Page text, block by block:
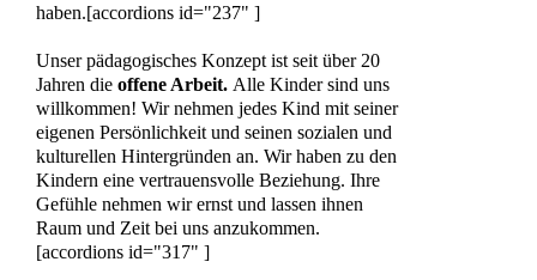
haben.[accordions id="237" ]
Unser pädagogisches Konzept ist seit über 20
Jahren die offene Arbeit. Alle Kinder sind uns
willkommen! Wir nehmen jedes Kind mit seiner
eigenen Persönlichkeit und seinen sozialen und
kulturellen Hintergründen an. Wir haben zu den
Kindern eine vertrauensvolle Beziehung. Ihre
Gefühle nehmen wir ernst und lassen ihnen
Raum und Zeit bei uns anzukommen.
[accordions id="317" ]